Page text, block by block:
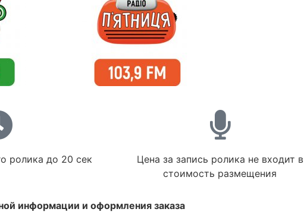
ролика до 20 сек
Цена за запись ролика не входит в
стоимость размещения
информации и оформления заказа